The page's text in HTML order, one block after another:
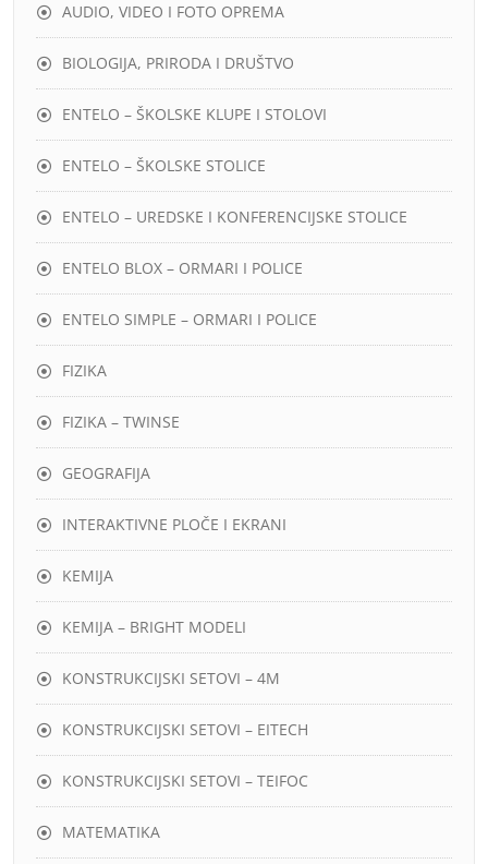
AUDIO, VIDEO I FOTO OPREMA
BIOLOGIJA, PRIRODA I DRUŠTVO
ENTELO – ŠKOLSKE KLUPE I STOLOVI
ENTELO – ŠKOLSKE STOLICE
ENTELO – UREDSKE I KONFERENCIJSKE STOLICE
ENTELO BLOX – ORMARI I POLICE
ENTELO SIMPLE – ORMARI I POLICE
FIZIKA
FIZIKA – TWINSE
GEOGRAFIJA
INTERAKTIVNE PLOČE I EKRANI
KEMIJA
KEMIJA – BRIGHT MODELI
KONSTRUKCIJSKI SETOVI – 4M
KONSTRUKCIJSKI SETOVI – EITECH
KONSTRUKCIJSKI SETOVI – TEIFOC
MATEMATIKA